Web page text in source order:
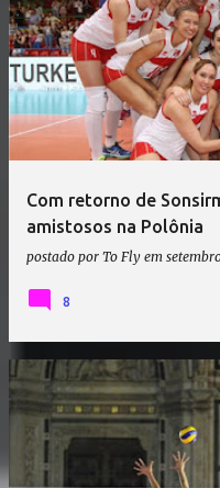
Com retorno de
amistosos na Polônia
postado por To Fly em
8